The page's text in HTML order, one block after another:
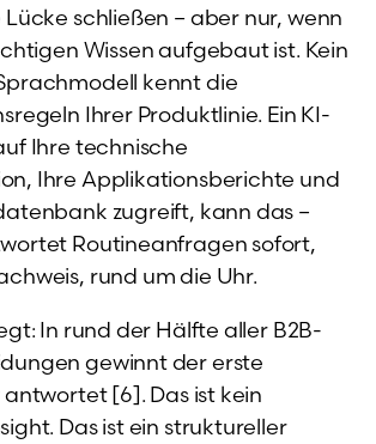
Lücke schließen – aber nur, wenn
Wissen aufgebaut ist. Kein
kennt die
Ihrer Produktlinie. Ein KI-
Ihre technische
Ihre Applikationsberichte und
zugreift, kann das –
Routineanfragen sofort,
rund um die Uhr.
In rund der Hälfte aller B2B-
gewinnt der erste
[6]. Das ist kein
Das ist ein struktureller